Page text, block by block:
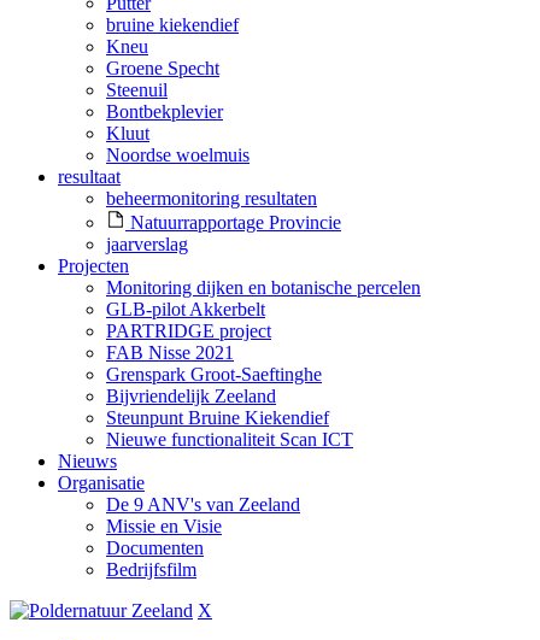
bruine kiekendief
Kneu
Groene Specht
Steenuil
Bontbekplevier
Kluut
Noordse woelmuis
resultaat
beheermonitoring resultaten
Natuurrapportage Provincie
jaarverslag
Projecten
Monitoring dijken en botanische percelen
GLB-pilot Akkerbelt
PARTRIDGE project
FAB Nisse 2021
Grenspark Groot-Saeftinghe
Bijvriendelijk Zeeland
Steunpunt Bruine Kiekendief
Nieuwe functionaliteit Scan ICT
Nieuws
Organisatie
De 9 ANV's van Zeeland
Missie en Visie
Documenten
Bedrijfsfilm
X